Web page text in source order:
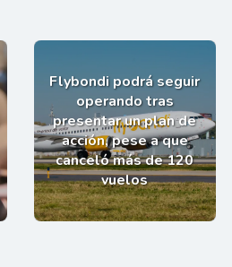
Flybondi podrá seguir
operando tras
presentar un plan de
acción, pese a que
canceló más de 120
vuelos